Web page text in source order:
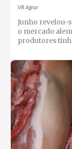
VR Agrar
Junho revelou-
o mercado
produtores